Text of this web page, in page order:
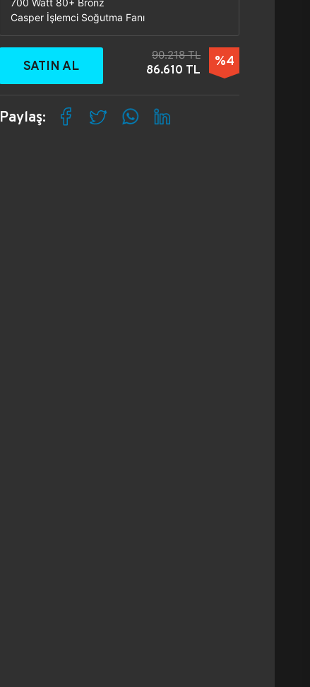
700 Watt 80+ Bronz
Casper İşlemci Soğutma Fanı
SATIN AL
90.218 TL
86.610 TL
%4
Paylaş: